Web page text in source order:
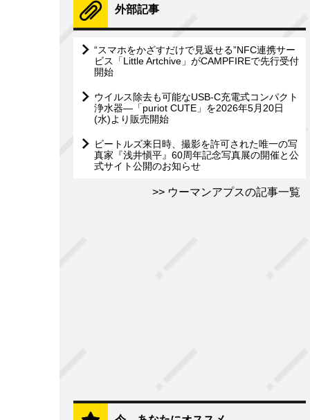
外部記事
“スマホをかざすだけで見返せる”NFC連携サー
ビス「Little Artchive」がCAMPFIREで先行受付
開始
ウイルス除去も可能なUSB-C充電式コンパクト
浄水器―「puriot CUTE」を2026年5月20日
(水)より販売開始
ビートルズ来日時、撮影を許可された唯一の写
真家『浅井愼平』60周年記念写真展の開催と公
式サイト公開のお知らせ
ウーマンアプスの記事一覧